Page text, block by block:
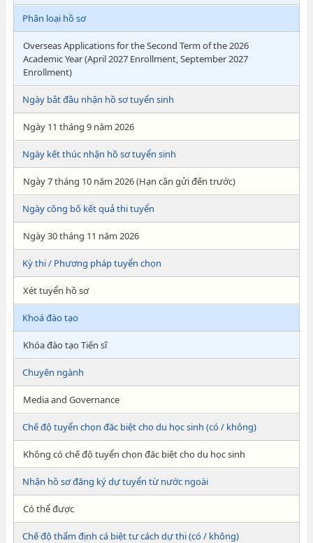
Phân loại hồ sơ
Overseas Applications for the Second Term of the 2026
Academic Year (April 2027 Enrollment, September 2027
Enrollment)
Ngày bắt đầu nhận hồ sơ tuyển sinh
Ngày 11 tháng 9 năm 2026
Ngày kết thúc nhận hồ sơ tuyển sinh
Ngày 7 tháng 10 năm 2026 (Hạn cần gửi đến trước)
Ngày công bố kết quả thi tuyển
Ngày 30 tháng 11 năm 2026
Kỳ thi / Phương pháp tuyển chọn
Xét tuyển hồ sơ
Khoá đào tạo
Khóa đào tạo Tiến sĩ
Chuyên ngành
Media and Governance
Chế độ tuyển chọn đăc biệt cho du học sinh (có / không)
Không có chế độ tuyển chọn đăc biệt cho du học sinh
Nhận hồ sơ đăng ký dự tuyển từ nước ngoài
Có thể được
Chế độ thẩm định cá biệt tư cách dự thi (có / không)